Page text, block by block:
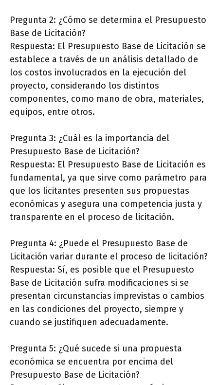
Pregunta 2: ¿Cómo se determina el Presupuesto
Base de Licitación?
Respuesta: El Presupuesto Base de Licitación se
establece a través de un análisis detallado de
los costos involucrados en la ejecución del
proyecto, considerando los distintos
componentes, como mano de obra, materiales,
equipos, entre otros.
Pregunta 3: ¿Cuál es la importancia del
Presupuesto Base de Licitación?
Respuesta: El Presupuesto Base de Licitación es
fundamental, ya que sirve como parámetro para
que los licitantes presenten sus propuestas
económicas y asegura una competencia justa y
transparente en el proceso de licitación.
Pregunta 4: ¿Puede el Presupuesto Base de
Licitación variar durante el proceso de licitación?
Respuesta: Sí, es posible que el Presupuesto
Base de Licitación sufra modificaciones si se
presentan circunstancias imprevistas o cambios
en las condiciones del proyecto, siempre y
cuando se justifiquen adecuadamente.
Pregunta 5: ¿Qué sucede si una propuesta
económica se encuentra por encima del
Presupuesto Base de Licitación?